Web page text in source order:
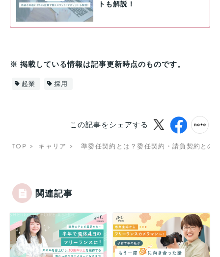
トも解説！
※ 掲載している情報は記事更新時点のものです。
起業 採用
この記事をシェアする
TOP キャリア 準委任契約とは？委任契約・請負契約との
関連記事